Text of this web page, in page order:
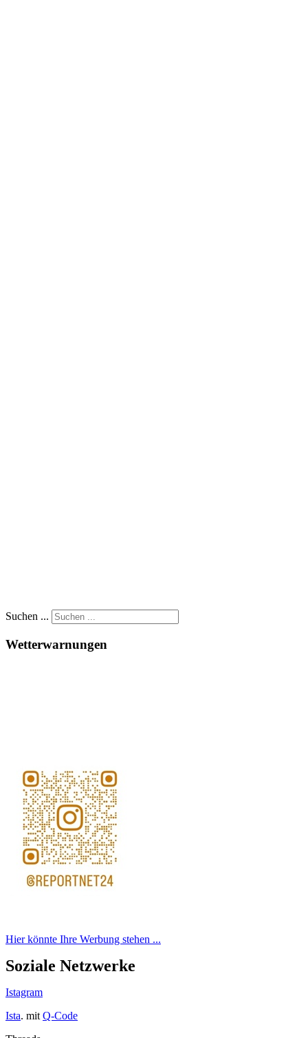
Suchen ...
Wetterwarnungen
Hier könnte Ihre Werbung stehen ...
Soziale Netzwerke
Istagram
Ista. mit Q-Code